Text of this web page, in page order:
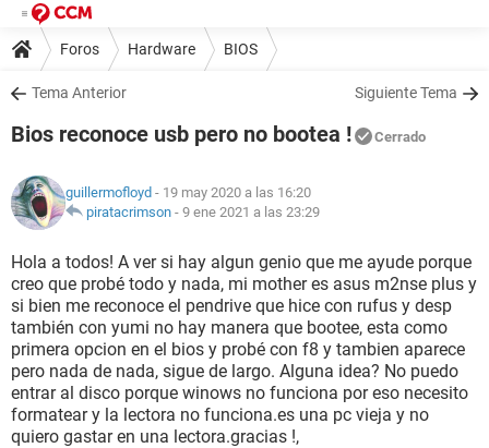
Foros Hardware BIOS
Tema Anterior Siguiente Tema
Bios reconoce usb pero no bootea ! Cerrado
guillermofloyd - 19 may 2020 a las 16:20
piratacrimson - 9 ene 2021 a las 23:29
Hola a todos! A ver si hay algun genio que me ayude porque
creo que probé todo y nada, mi mother es asus m2nse plus y
si bien me reconoce el pendrive que hice con rufus y desp
también con yumi no hay manera que bootee, esta como
primera opcion en el bios y probé con f8 y tambien aparece
pero nada de nada, sigue de largo. Alguna idea? No puedo
entrar al disco porque winows no funciona por eso necesito
formatear y la lectora no funciona.es una pc vieja y no
quiero gastar en una lectora.gracias !,